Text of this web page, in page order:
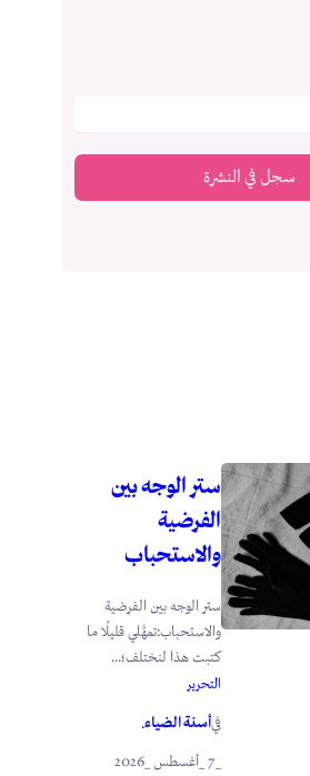
سجل في النشرة
ستر الوجه بين
الفرضية
والاستحباب
ستر الوجه بين الفرضية
والاستحباب:تمهَّلي قليلًا ما
كتبت هذا لنختلف؛...
التحرير
فيأسنة الضياء.